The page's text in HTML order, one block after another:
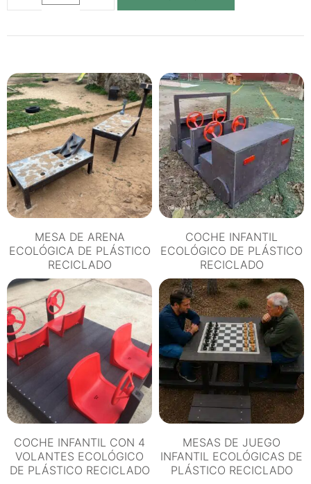
ECOLÓGICOS
PLÁSTICO
RECICLADO
cantidad
MESA DE ARENA
ECOLÓGICA DE PLÁSTICO
RECICLADO
COCHE INFANTIL
ECOLÓGICO DE PLÁSTICO
RECICLADO
COCHE INFANTIL CON 4
VOLANTES ECOLÓGICO
DE PLÁSTICO RECICLADO
MESAS DE JUEGO
INFANTIL ECOLÓGICAS DE
PLÁSTICO RECICLADO